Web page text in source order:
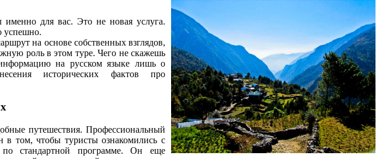
для вас. Это не новая услуга.
успешно.
на основе собственных взглядов,
роль в этом туре. Чего не скажешь
на русском языке лишь о
исторических фактов про
путешествия. Профессиональный
в том, чтобы туристы ознакомились с
стандартной программе. Он еще